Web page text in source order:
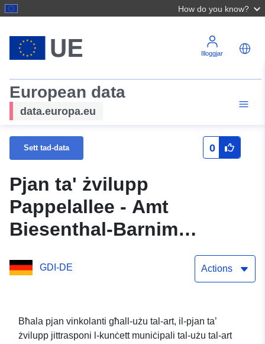
How do you know?
Illoggjar
European data
data.europa.eu
Sett tad-data 0
Pjan ta' żvilupp
Pappelallee - Amt
Biesenthal-Barnim
muniċipalità tal-Belt ta'
Biesenthal (WMS)
GDI-DE Actions
Bħala pjan vinkolanti għall-użu tal-art, il-pjan ta’
żvilupp jittrasponi l-kunċett muniċipali tal-użu tal-art